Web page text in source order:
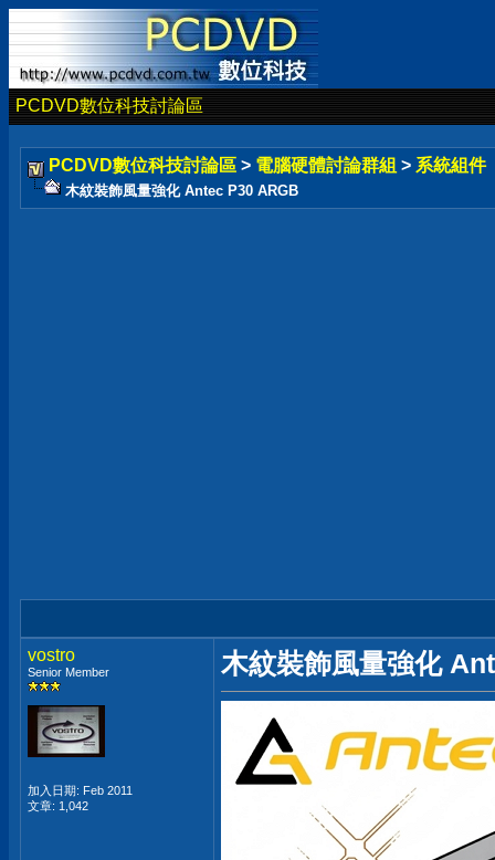
PCDVD數位科技討論區
PCDVD數位科技討論區 > 電腦硬體討論群組 > 系統組件
木紋裝飾風量強化 Antec P30 ARGB
vostro
Senior Member
加入日期: Feb 2011
文章: 1,042
木紋裝飾風量強化